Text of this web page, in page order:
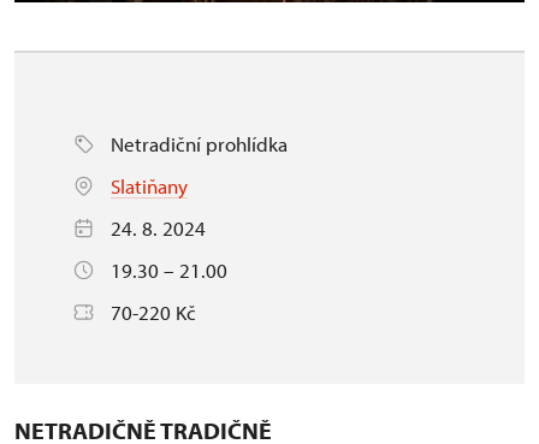
Netradiční prohlídka
Slatiňany
24. 8. 2024
19.30 – 21.00
70-220 Kč
NETRADIČNĚ TRADIČNĚ